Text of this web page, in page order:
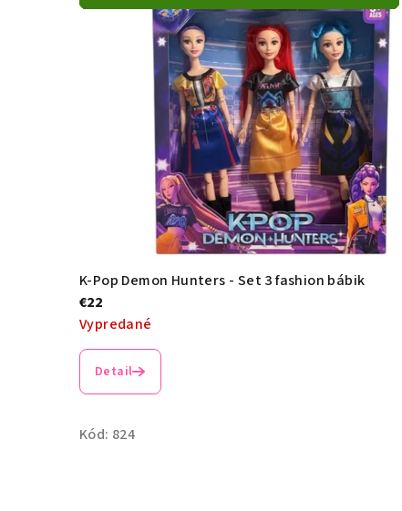
K-Pop Demon Hunters - Set 3 fashion bábik
€22
Vypredané
Priemerné
hodnotenie
produktu
5,0
Detail
Kód: 824